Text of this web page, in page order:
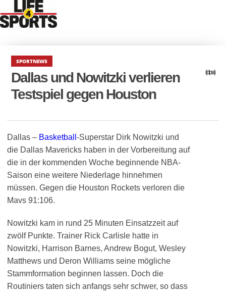
SPORTNEWS
Dallas und Nowitzki verlieren
Testspiel gegen Houston
(dpa)
Dallas – Basketball -Superstar Dirk Nowitzki und
die Dallas Mavericks haben in der Vorbereitung auf
die in der kommenden Woche beginnende NBA-
Saison eine weitere Niederlage hinnehmen
müssen. Gegen die Houston Rockets verloren die
Mavs 91:106.
Nowitzki kam in rund 25 Minuten Einsatzzeit auf
zwölf Punkte. Trainer Rick Carlisle hatte in
Nowitzki, Harrison Barnes, Andrew Bogut, Wesley
Matthews und Deron Williams seine mögliche
Stammformation beginnen lassen. Doch die
Routiniers taten sich anfangs sehr schwer, so dass